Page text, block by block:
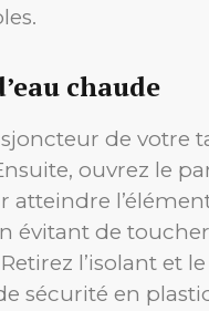
chaude
de votre
ouvrez le
atteindre
évitant de
l’isolant et le
sécurité en